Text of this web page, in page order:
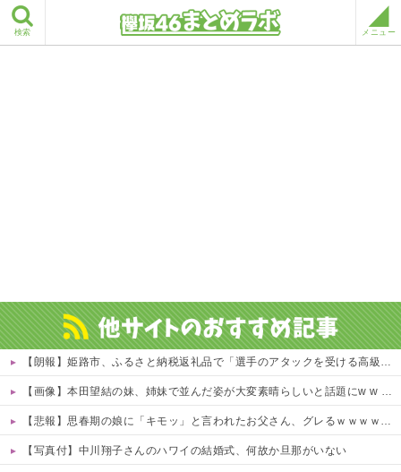
検索 メニュー
【朗報】姫路市、ふるさと納税返礼品で「選手のアタックを受ける高級SM」ｗｗｗｗ 他
【画像】本田望結の妹、姉妹で並んだ姿が大変素晴らしいと話題にw w w w w w w
【悲報】思春期の娘に「キモッ」と言われたお父さん、グレるｗｗｗｗｗｗｗ
【写真付】中川翔子さんのハワイの結婚式、何故か旦那がいない